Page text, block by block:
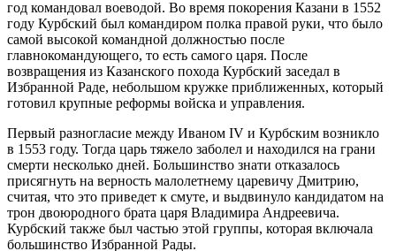
год командовал воеводой. Во время покорения Казани в 1552
году Курбский был командиром полка правой руки, что было
самой высокой командной должностью после
главнокомандующего, то есть самого царя. После
возвращения из Казанского похода Курбский заседал в
Избранной Раде, небольшом кружке приближенных, который
готовил крупные реформы войска и управления.
Первый разногласие между Иваном IV и Курбским возникло
в 1553 году. Тогда царь тяжело заболел и находился на грани
смерти несколько дней. Большинство знати отказалось
присягнуть на верность малолетнему царевичу Дмитрию,
считая, что это приведет к смуте, и выдвинуло кандидатом на
трон двоюродного брата царя Владимира Андреевича.
Курбский также был частью этой группы, которая включала
большинство Избранной Рады.